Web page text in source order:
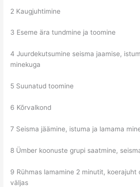
2 Kaugjuhtimine
3 Eseme ära tundmine ja toomine
4 Juurdekutsumine seisma jaamise,
minekuga
5 Suunatud toomine
6 Kõrvalkond
7 Seisma jäämine, istuma ja lamama
8 Ümber koonuste grupi saatmine,
9 Rühmas lamamine 2 minutit, koerajuht
väljas